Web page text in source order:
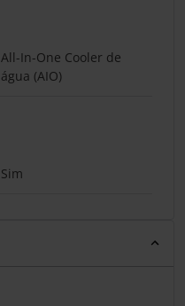
All-In-One Cooler de
água (AIO)
Sim